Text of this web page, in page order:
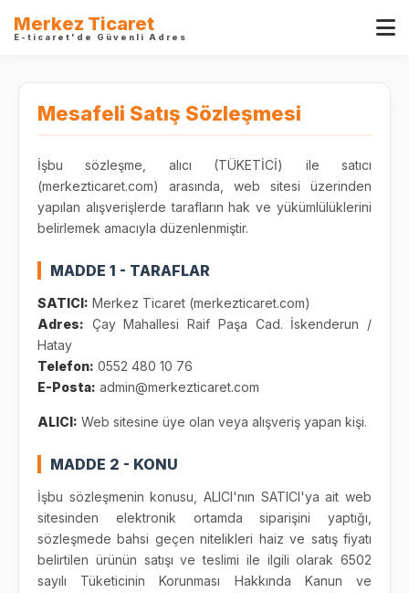
Merkez Ticaret
E-ticaret'de Güvenli Adres
Mesafeli Satış Sözleşmesi
İşbu sözleşme, alıcı (TÜKETİCİ) ile satıcı
(merkezticaret.com) arasında, web sitesi üzerinden
yapılan alışverişlerde tarafların hak ve yükümlülüklerini
belirlemek amacıyla düzenlenmiştir.
MADDE 1 - TARAFLAR
SATICI: Merkez Ticaret (merkezticaret.com)
Adres: Çay Mahallesi Raif Paşa Cad. İskenderun /
Hatay
Telefon: 0552 480 10 76
E-Posta: admin@merkezticaret.com
ALICI: Web sitesine üye olan veya alışveriş yapan kişi.
MADDE 2 - KONU
İşbu sözleşmenin konusu, ALICI'nın SATICI'ya ait web
sitesinden elektronik ortamda siparişini yaptığı,
sözleşmede bahsi geçen nitelikleri haiz ve satış fiyatı
belirtilen ürünün satışı ve teslimi ile ilgili olarak 6502
sayılı Tüketicinin Korunması Hakkında Kanun ve